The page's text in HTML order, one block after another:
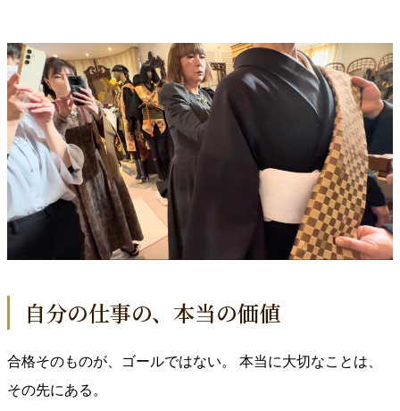
自分の仕事の、本当の価値
合格そのものが、ゴールではない。 本当に大切なことは、
その先にある。